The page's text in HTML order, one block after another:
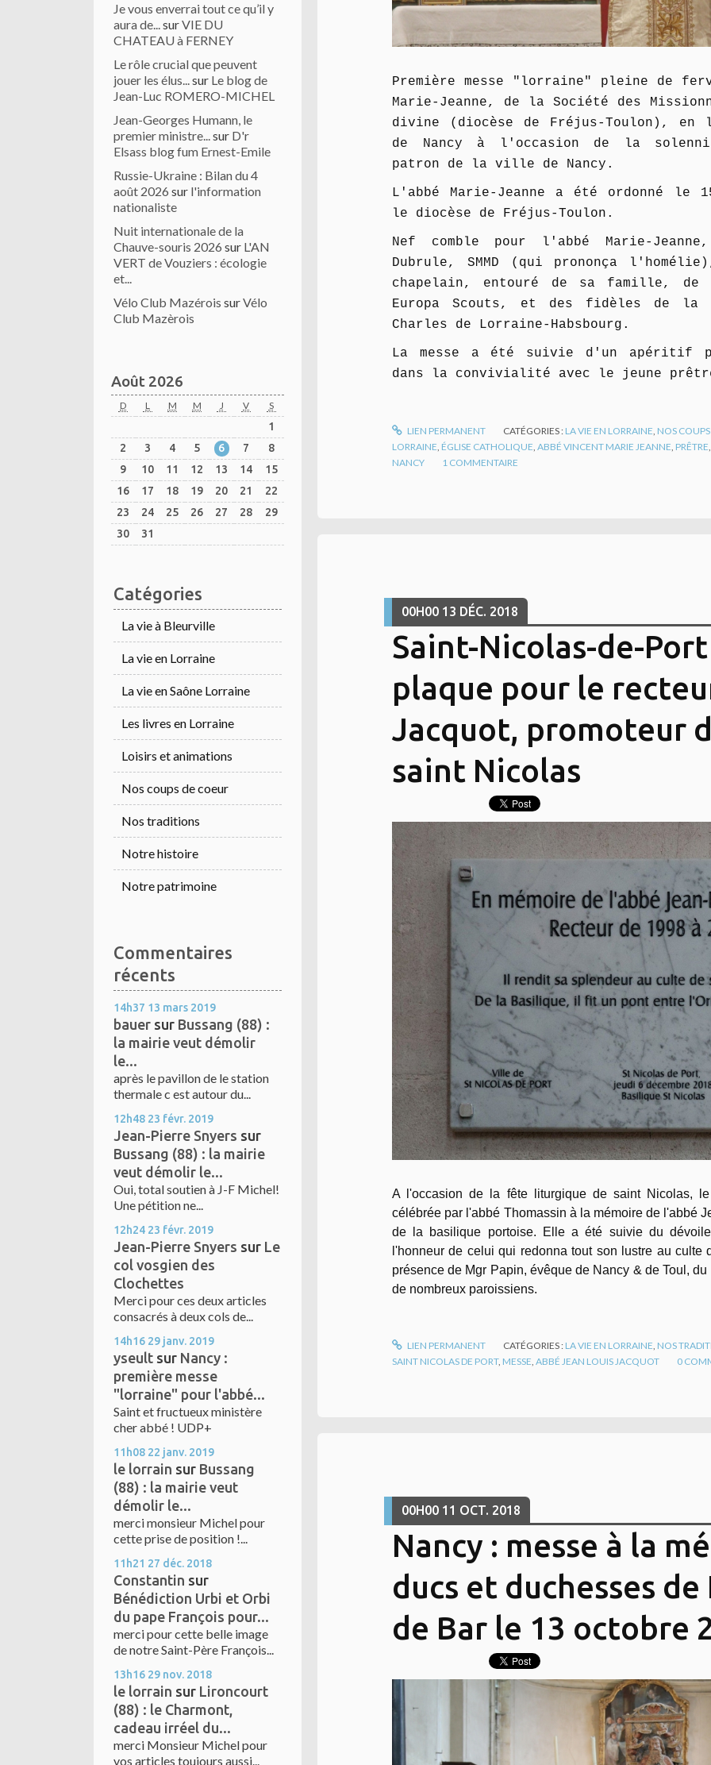
Je vous enverrai tout ce qu’il y
aura de...surVIE DU
CHATEAU à FERNEY
Le rôle crucial que peuvent
jouer les élus...sur Le blog de
Jean-Luc ROMERO-MICHEL
Jean-Georges Humann, le
premier ministre...sur D'r
Elsass blog fum Ernest-Emile
Russie-Ukraine : Bilan du 4
août 2026 sur l'information
nationaliste
Nuit internationale de la
Chauve-souris 2026 sur L'AN
VERT de Vouziers : écologie
et...
Vélo Club Mazérois surVélo
Club Mazèrois
Août 2026
D L M M J V S
1
2
3 4 5 6 7
8
9
10 11 12 13 14
15
16
17 18 19 20 21
22
23
24 25 26 27 28
29
30
31
Catégories
La vie à Bleurville
La vie en Lorraine
La vie en Saône Lorraine
Les livres en Lorraine
Loisirs et animations
Nos coups de coeur
Nos traditions
Notre histoire
Notre patrimoine
Commentaires
récents
14h37 13 mars 2019
bauer sur Bussang (88) :
la mairie veut démolir
le...
après le pavillon de le station
thermale c est autour du...
12h48 23 févr. 2019
Jean-Pierre Snyers sur
Bussang (88) : la mairie
veut démolir le...
Oui, total soutien à J-F Michel!
Une pétition ne...
12h24 23 févr. 2019
Jean-Pierre Snyers sur Le
col vosgien des
Clochettes
Merci pour ces deux articles
consacrés à deux cols de...
14h16 29 janv. 2019
yseult sur Nancy :
première messe
"lorraine" pour l'abbé...
Saint et fructueux ministère
cher abbé ! UDP+
11h08 22 janv. 2019
le lorrain sur Bussang
(88) : la mairie veut
démolir le...
merci monsieur Michel pour
cette prise de position !...
11h21 27 déc. 2018
Constantin sur
Bénédiction Urbi et Orbi
du pape François pour...
merci pour cette belle image
de notre Saint-Père François...
13h16 29 nov. 2018
le lorrain sur Lironcourt
(88) : le Charmont,
cadeau irréel du...
merci Monsieur Michel pour
vos articles toujours aussi...
Première messe "lorraine" pleine de
Marie-Jeanne, de la Société des
divine (diocèse de Fréjus-Toulon ), en
de Nancy à l'occasion de la
patron de la ville de Nancy.
L'abbé Marie-Jeanne a été ordonné le
le diocèse de Fréjus-Toulon.
Nef comble pour l'abbé Marie-
Dubrule, SMMD (qui prononça
chapelain, entouré de sa famille, de
Europa Scouts, et des fidèles de la
Charles de Lorraine-Habsbourg.
La messe a été suivie d'un apéritif
dans la convivialité avec le jeune
LIEN PERMANENT CATÉGORIES : LA VIE EN LORRAINE NOS
LORRAINE ÉGLISE CATHOLIQUE ABBÉ VINCENT MARIE JEANNE PRÊTRE
NANCY
1 COMMENTAIRE
00H00 13 DÉC. 2018
Saint-Nicolas-de-
plaque pour le
Jacquot, promoteur
saint Nicolas
A l'occasion de la fête liturgique de saint Nicolas,
célébrée par l'abbé Thomassin à la mémoire de l'abbé
de la basilique portoise. Elle a été suivie du
l'honneur de celui qui redonna tout son lustre au culte
présence de Mgr Papin, évêque de Nancy & de Toul,
de nombreux paroissiens.
LIEN PERMANENT CATÉGORIES : LA VIE EN LORRAINE NOS
SAINT NICOLAS DE PORT, MESSE ABBÉ JEAN LOUIS JACQUOT 0
00H00 11 OCT. 2018
Nancy : messe à la
ducs et duchesses
de Bar le 13 octobre